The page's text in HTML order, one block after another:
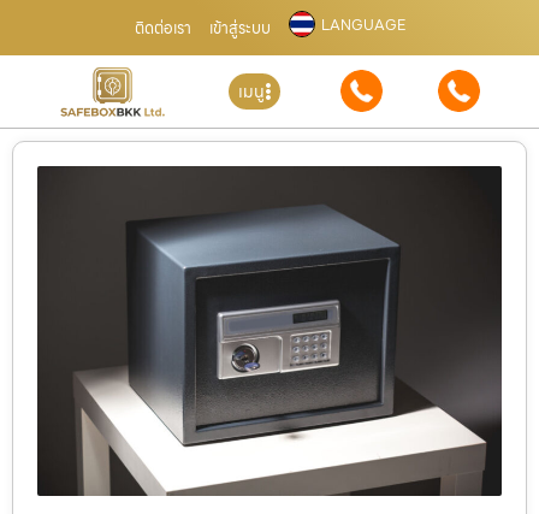
ติดต่อเรา เข้าสู่ระบบ LANGUAGE
เมนู